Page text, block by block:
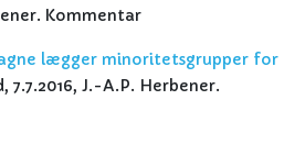
Kommentar
lægger minoritetsgrupper for
7.7.2016, J.-A.P. Herbener.